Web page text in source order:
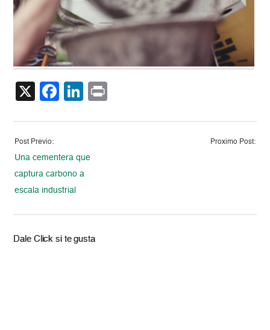
X Facebook
LinkedIn
Post Previo:
Una cementera que
captura carbono a
escala industrial
Proximo Post:
Dale Click si te gusta